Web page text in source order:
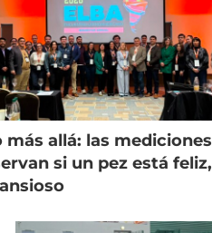
más allá: las mediciones
si un pez está feliz,